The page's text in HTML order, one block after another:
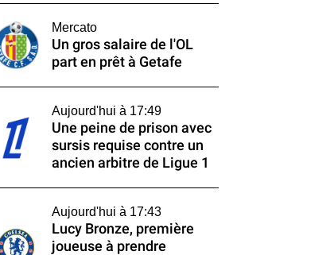
Mercato
Un gros salaire de l'OL
part en prêt à Getafe
Aujourd'hui à 17:49
Une peine de prison avec
sursis requise contre un
ancien arbitre de Ligue 1
Aujourd'hui à 17:43
Lucy Bronze, première
joueuse à prendre